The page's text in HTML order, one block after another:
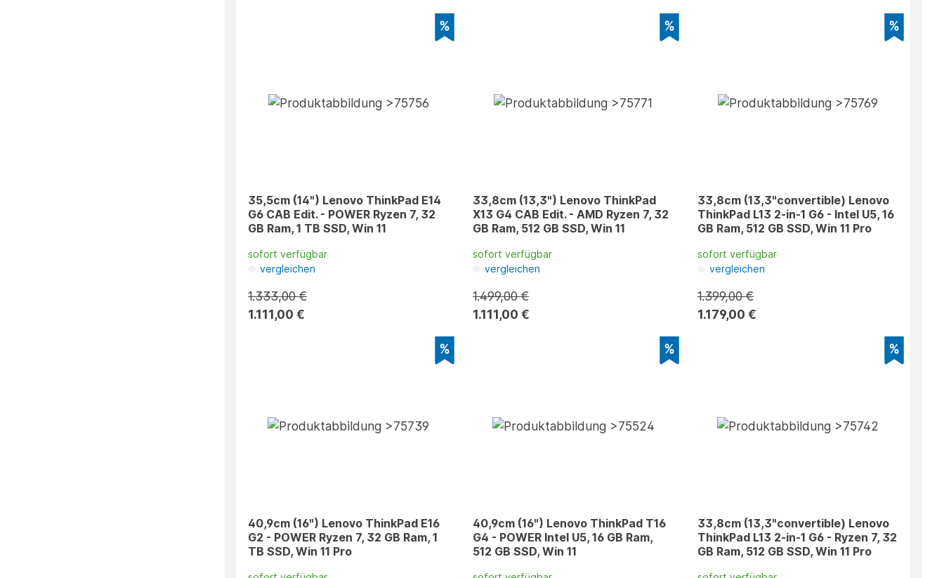
35,5cm (14") Lenovo ThinkPad E14
G6 CAB Edit. - POWER Ryzen 7, 32
GB Ram, 1 TB SSD, Win 11
sofort verfügbar
vergleichen
1.333,00 €
1.111,00 €
33,8cm (13,3") Lenovo ThinkPad
X13 G4 CAB Edit. - AMD Ryzen 7, 32
GB Ram, 512 GB SSD, Win 11
sofort verfügbar
vergleichen
1.499,00 €
1.111,00 €
33,8cm (13,3"convertible) Lenovo
ThinkPad L13 2-in-1 G6 - Intel U5, 16
GB Ram, 512 GB SSD, Win 11 Pro
sofort verfügbar
vergleichen
1.399,00 €
1.179,00 €
40,9cm (16") Lenovo ThinkPad E16
G2 - POWER Ryzen 7, 32 GB Ram, 1
TB SSD, Win 11 Pro
40,9cm (16") Lenovo ThinkPad T16
G4 - POWER Intel U5, 16 GB Ram,
512 GB SSD, Win 11
33,8cm (13,3"convertible) Lenovo
ThinkPad L13 2-in-1 G6 - Ryzen 7, 32
GB Ram, 512 GB SSD, Win 11 Pro